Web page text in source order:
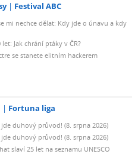
Festival ABC
mi nechce dělat: Kdy jde o únavu a kdy
Jak chrání ptáky v ČR?
se stanete elitním hackerem
Fortuna liga
duhový průvod! (8. srpna 2026)
duhový průvod! (8. srpna 2026)
slaví 25 let na seznamu UNESCO